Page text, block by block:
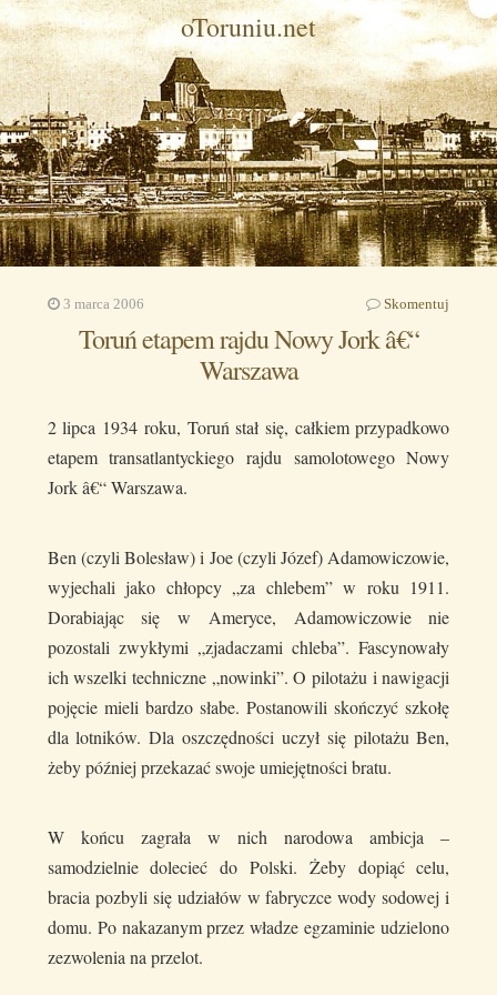
oToruniu.net
3 marca 2006 Skomentuj
Toruń etapem rajdu Nowy Jork â€“
Warszawa
2 lipca 1934 roku, Toruń stał się, całkiem przypadkowo
etapem transatlantyckiego rajdu samolotowego Nowy
Jork â€“ Warszawa.
Ben (czyli Bolesław) i Joe (czyli Józef) Adamowiczowie,
wyjechali jako chłopcy „za chlebem” w roku 1911.
Dorabiając się w Ameryce, Adamowiczowie nie
pozostali zwykłymi „zjadaczami chleba”. Fascynowały
ich wszelki techniczne „nowinki”. O pilotażu i nawigacji
pojęcie mieli bardzo słabe. Postanowili skończyć szkołę
dla lotników. Dla oszczędności uczył się pilotażu Ben,
żeby później przekazać swoje umiejętności bratu.
W końcu zagrała w nich narodowa ambicja –
samodzielnie dolecieć do Polski. Żeby dopiąć celu,
bracia pozbyli się udziałów w fabryczce wody sodowej i
domu. Po nakazanym przez władze egzaminie udzielono
zezwolenia na przelot.